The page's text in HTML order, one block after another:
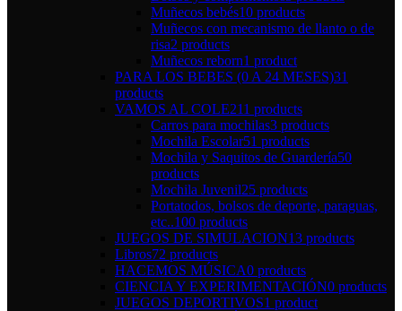
Muñecos bebés10 products
Muñecos con mecanismo de llanto o de
risa2 products
Muñecos reborn1 product
PARA LOS BEBES (0 A 24 MESES)31
products
VAMOS AL COLE211 products
Carros para mochilas3 products
Mochila Escolar51 products
Mochila y Saquitos de Guardería50
products
Mochila Juvenil25 products
Portatodos, bolsos de deporte, paraguas,
etc..100 products
JUEGOS DE SIMULACION13 products
Libros72 products
HACEMOS MÚSICA0 products
CIENCIA Y EXPERIMENTACIÓN0 products
JUEGOS DEPORTIVOS1 product